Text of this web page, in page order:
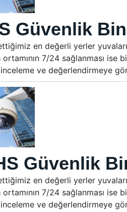
Güvenlik
en değerli yerler
7/24 sağlanması
ve değerlendirmeye
Güvenlik
en değerli yerler
7/24 sağlanması
ve değerlendirmeye